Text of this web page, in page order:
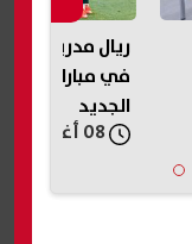
بعد تسريب
الإسماعيلية..
على الحادث
مياه